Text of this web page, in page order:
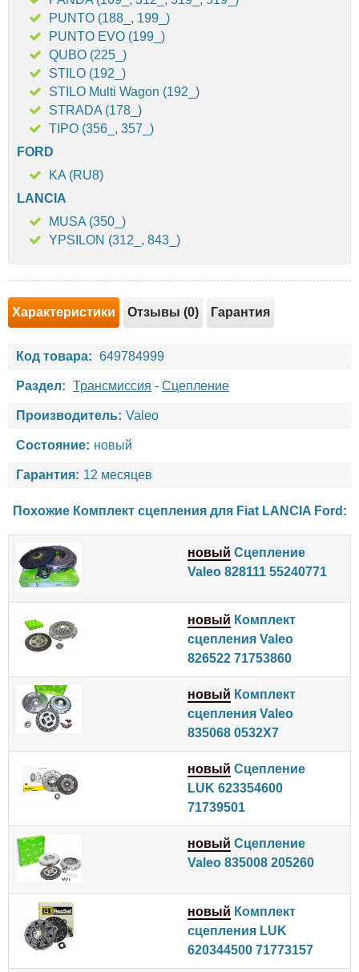
PUNTO (188_, 199_)
PUNTO EVO (199_)
QUBO (225_)
STILO (192_)
STILO Multi Wagon (192_)
STRADA (178_)
TIPO (356_, 357_)
FORD
KA (RU8)
LANCIA
MUSA (350_)
YPSILON (312_, 843_)
Характеристики Отзывы (0) Гарантия
Код товара: 649784999
Раздел: Трансмиссия - Сцепление
Производитель: Valeo
Состояние: новый
Гарантия: 12 месяцев
Похожие Комплект сцепления для Fiat LANCIA Ford :
новый Сцепление
Valeo 828111 55240771
новый Комплект
сцепления Valeo
826522 71753860
новый Комплект
сцепления Valeo
835068 0532X7
новый Сцепление
LUK 623354600
71739501
новый Сцепление
Valeo 835008 205260
новый Комплект
сцепления LUK
620344500 71773157